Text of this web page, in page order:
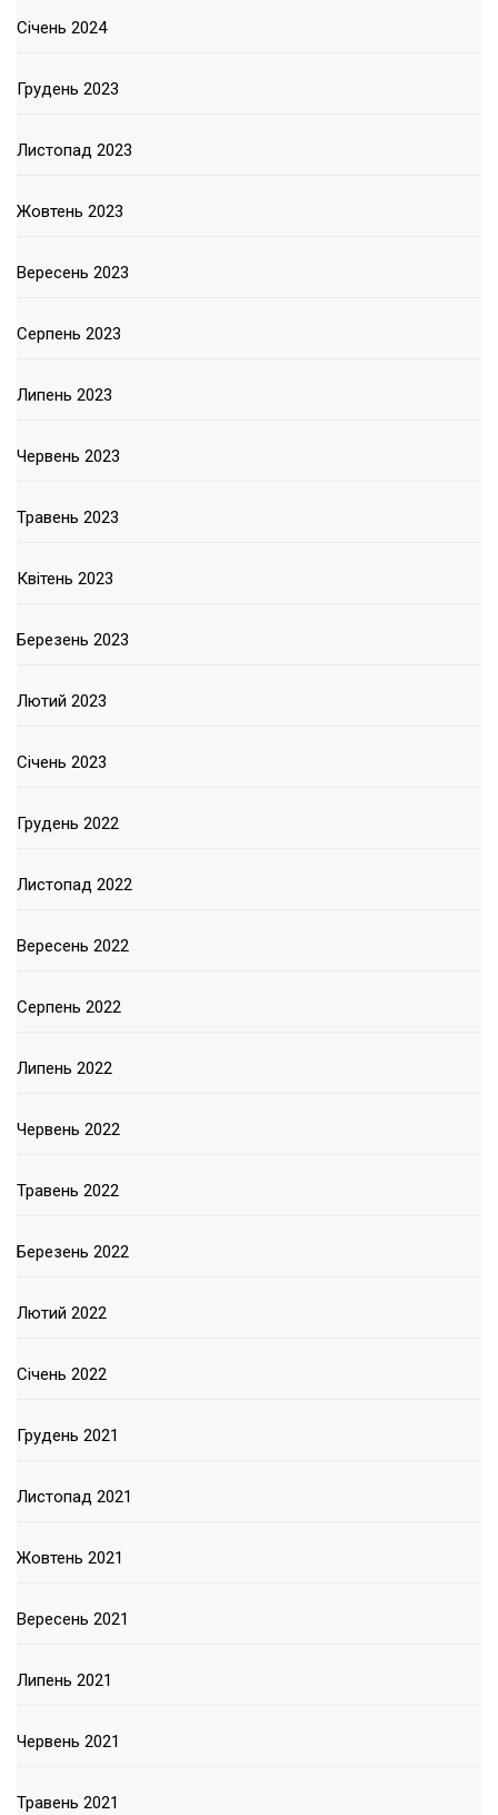
Січень 2024
Грудень 2023
Листопад 2023
Жовтень 2023
Вересень 2023
Серпень 2023
Липень 2023
Червень 2023
Травень 2023
Квітень 2023
Березень 2023
Лютий 2023
Січень 2023
Грудень 2022
Листопад 2022
Вересень 2022
Серпень 2022
Липень 2022
Червень 2022
Травень 2022
Березень 2022
Лютий 2022
Січень 2022
Грудень 2021
Листопад 2021
Жовтень 2021
Вересень 2021
Липень 2021
Червень 2021
Травень 2021